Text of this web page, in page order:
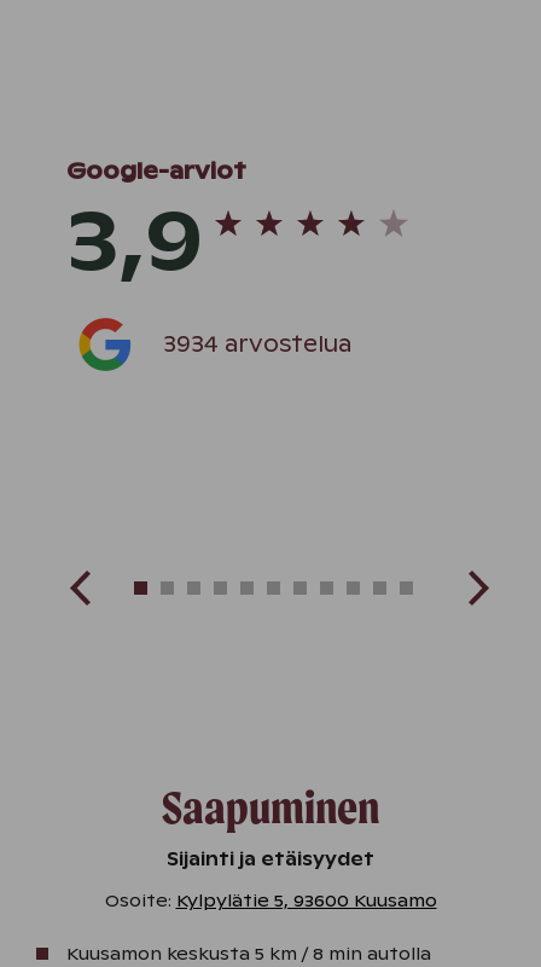
Google-arviot
3,9
3934 arvostelua
Saapuminen
Sijainti ja etäisyydet
Osoite: Kylpylätie 5, 93600 Kuusamo
Kuusamon keskusta 5 km / 8 min autolla